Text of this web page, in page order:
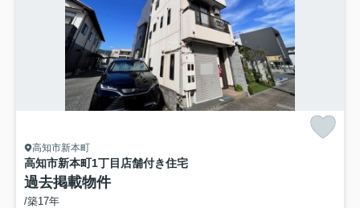
高知市新本町
高知市新本町1丁目 店舗付き住宅
過去掲載物件
/築17年